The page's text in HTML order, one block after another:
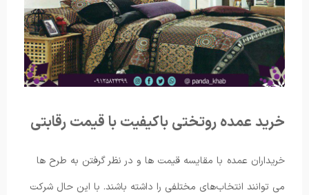
خرید عمده روتختی باکیفیت با قیمت رقابتی
خریداران عمده با مقایسه قیمت ها و در نظر گرفتن به طرح ها
می ‌توانند انتخاب‌های مختلفی را داشته باشند. با این حال شرکت